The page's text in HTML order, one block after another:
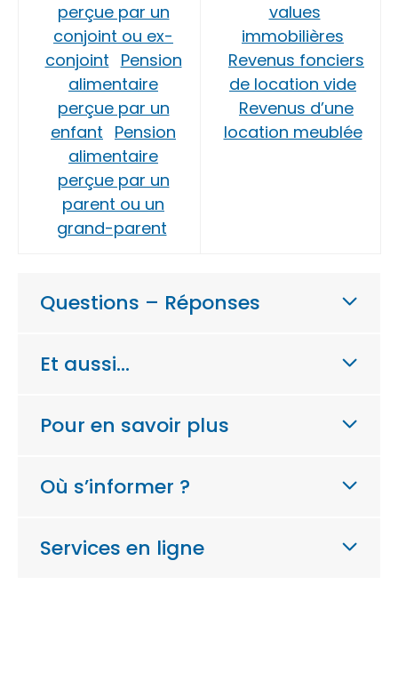
perçue par un
conjoint ou ex-
conjoint Pension
alimentaire
perçue par un
enfant Pension
alimentaire
perçue par un
parent ou un
grand-parent
values
immobilières
Revenus fonciers
de location vide
Revenus d’une
location meublée
Questions – Réponses
Et aussi…
Pour en savoir plus
Où s’informer ?
Services en ligne